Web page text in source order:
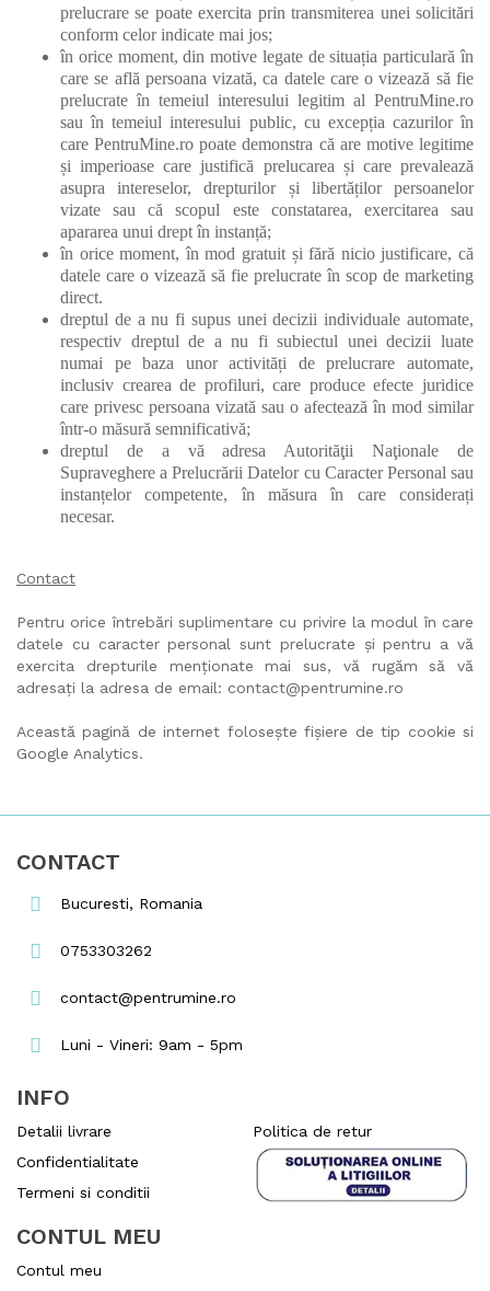
prelucrare se poate exercita prin transmiterea unei solicitări
conform celor indicate mai jos;
în orice moment, din motive legate de situația particulară în
care se află persoana vizată, ca datele care o vizează să fie
prelucrate în temeiul interesului legitim al PentruMine.ro
sau în temeiul interesului public, cu excepția cazurilor în
care PentruMine.ro poate demonstra că are motive legitime
și imperioase care justifică prelucarea și care prevalează
asupra intereselor, drepturilor și libertăților persoanelor
vizate sau că scopul este constatarea, exercitarea sau
apararea unui drept în instanță;
în orice moment, în mod gratuit și fără nicio justificare, că
datele care o vizează să fie prelucrate în scop de marketing
direct.
dreptul de a nu fi supus unei decizii individuale automate,
respectiv dreptul de a nu fi subiectul unei decizii luate
numai pe baza unor activități de prelucrare automate,
inclusiv crearea de profiluri, care produce efecte juridice
care privesc persoana vizată sau o afectează în mod similar
într-o măsură semnificativă;
dreptul de a vă adresa Autorităţii Naţionale de
Supraveghere a Prelucrării Datelor cu Caracter Personal sau
instanțelor competente, în măsura în care considerați
necesar.
Contact
Pentru orice întrebări suplimentare cu privire la modul în care
datele cu caracter personal sunt prelucrate și pentru a vă
exercita drepturile menționate mai sus, vă rugăm să vă
adresați la adresa de email: contact@pentrumine.ro
Această pagină de internet folosește fișiere de tip cookie si
Google Analytics.
CONTACT
Bucuresti, Romania
0753303262
contact@pentrumine.ro
Luni - Vineri: 9am - 5pm
INFO
Detalii livrare
Confidentialitate
Termeni si conditii
Politica de retur
CONTUL MEU
Contul meu